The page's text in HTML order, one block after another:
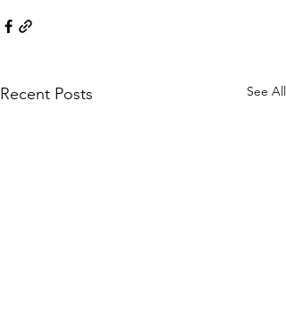
Recent Posts See All